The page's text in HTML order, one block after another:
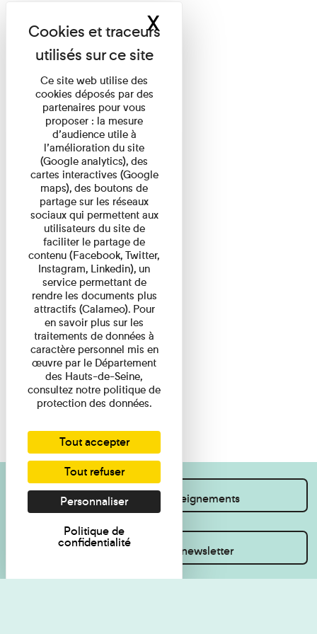
Je souhaite des renseignements
Inscrivez-vous à la newsletter
Ce site web utilise des
cookies déposés par des
partenaires pour vous
proposer : la mesure
d’audience utile à
l’amélioration du site
(Google analytics), des
cartes interactives (Google
maps), des boutons de
partage sur les réseaux
sociaux qui permettent aux
utilisateurs du site de
faciliter le partage de
contenu (Facebook, Twitter,
Instagram, Linkedin), un
service permettant de
rendre les documents plus
attractifs (Calameo). Pour
en savoir plus sur les
traitements de données à
caractère personnel mis en
œuvre par le Département
des Hauts-de-Seine,
consultez notre politique de
protection des données.
Tout accepter
Tout refuser
Personnaliser
Politique de
confidentialité
XMasquer le